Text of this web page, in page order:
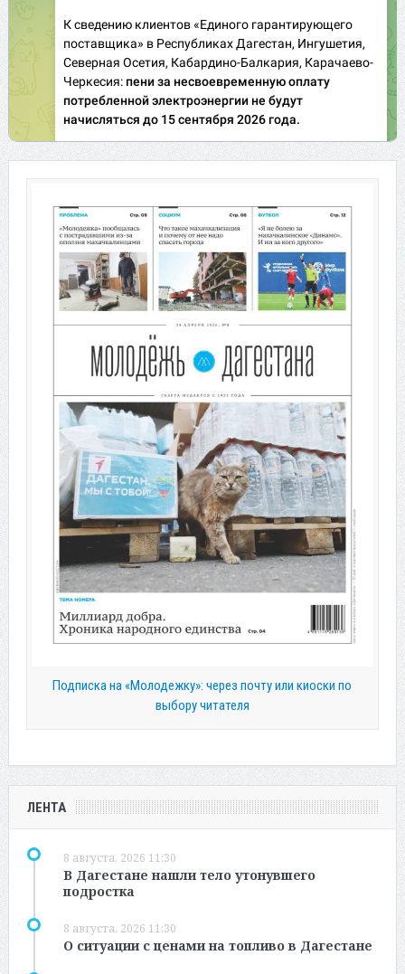
Подписка на «Молодежку»: через почту или киоски по
выбору читателя
ЛЕНТА
8 августа, 2026 11:30
В Дагестане нашли тело утонувшего
подростка
8 августа, 2026 11:30
О ситуации с ценами на топливо в Дагестане